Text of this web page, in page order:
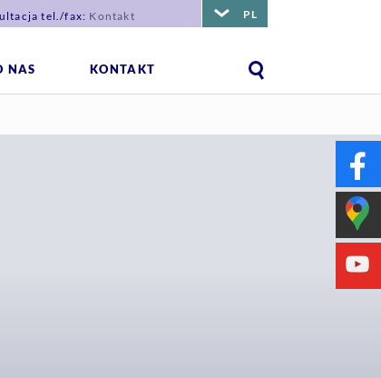
tel./fax: Kontakt PL
NAS KONTAKT